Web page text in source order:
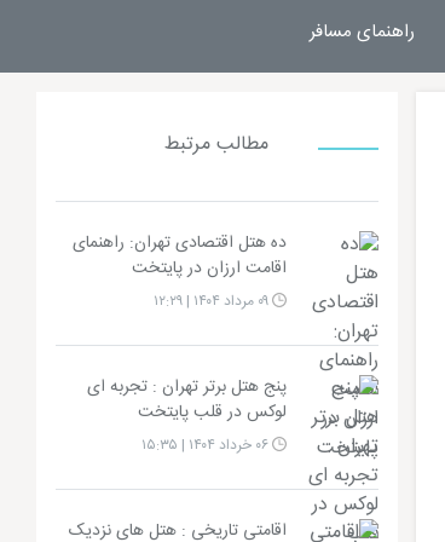
راهنمای مسافر
مطالب مرتبط
ده هتل اقتصادی تهران: راهنمای
اقامت ارزان در پایتخت
۰۹ مرداد ۱۴۰۴ | ۱۲:۲۹
پنج هتل برتر تهران : تجربه‌ ای
لوکس در قلب پایتخت
۰۶ خرداد ۱۴۰۴ | ۱۵:۳۵
اقامتی تاریخی : هتل های نزدیک